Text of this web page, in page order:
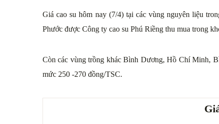
Giá cao su hôm nay (7/4) tại các vùng nguyên liệu
Phước được Công ty cao su Phú Riềng thu mua trong
Còn các vùng trồng khác Bình Dương, Hồ Chí Minh,
mức 250 -270 đồng/TSC.